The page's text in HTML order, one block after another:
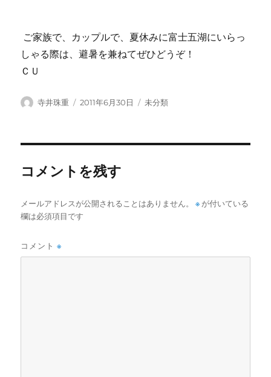
ご家族で、カップルで、夏休みに富士五湖にいらっ
しゃる際は、避暑を兼ねてぜひどうぞ！
ＣＵ
投
寺井珠重
投
2011年6月30日
カ
未分類
コメントを残す
メールアドレスが公開されることはありません。 ※ が付いている
欄は必須項目です
コメント※